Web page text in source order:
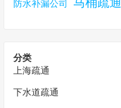
防水补漏公司
马桶疏通
分类
上海疏通
下水道疏通